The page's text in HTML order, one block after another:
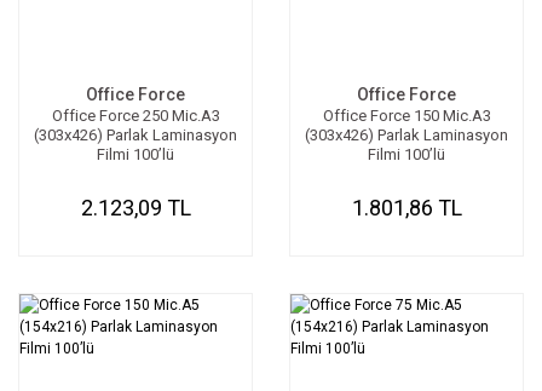
Office Force
Office Force 250 Mic.A3
(303x426) Parlak Laminasyon
Filmi 100’lü
2.123,09 TL
Office Force
Office Force 150 Mic.A3
(303x426) Parlak Laminasyon
Filmi 100’lü
1.801,86 TL